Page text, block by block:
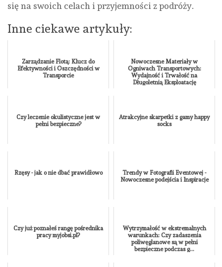
się na swoich celach i przyjemności z podróży.
Inne ciekawe artykuły:
Zarządzanie Flotą: Klucz do
Efektywności i Oszczędności w
Transporcie
Nowoczesne Materiały w
Ogniwach Transportowych:
Wydajność i Trwałość na
Długoletnią Eksploatację
Czy leczenie okulistyczne jest w
pełni bezpieczne?
Atrakcyjne skarpetki z gamy happy
socks
Rzęsy - jak o nie dbać prawidłowo
Trendy w Fotografii Eventowej -
Nowoczesne podejścia i Inspiracje
Czy już poznałeś rangę pośrednika
pracy myjobsi.pl?
Wytrzymałość w ekstremalnych
warunkach: Czy zadaszenia
poliwęglanowe są w pełni
bezpieczne podczas g...